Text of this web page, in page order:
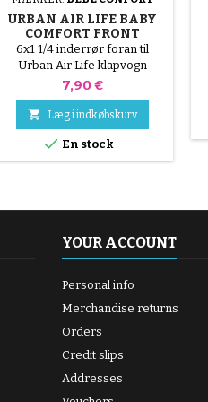
URBAN AIR LIFE BABY
COMFORT FRONT
INDVENDIG TUBE
6x1 1/4 inderrør foran til
Urban Air Life klapvogn
Pris
7,90 €
 Læg i indkøbskurv
 En stock
YOUR ACCOUNT
Personal info
Merchandise returns
Orders
Credit slips
Addresses